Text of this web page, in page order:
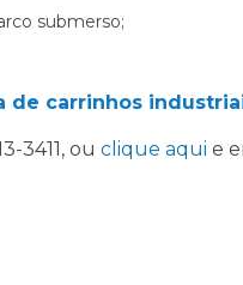
submerso;
de carrinhos
3411, ou clique aqui e